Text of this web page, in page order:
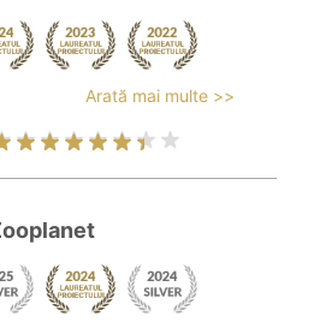
Arată mai multe >>